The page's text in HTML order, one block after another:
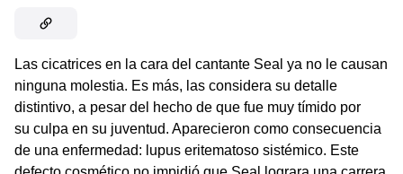
Las cicatrices en la cara del cantante Seal ya no le causan
ninguna molestia. Es más, las considera su detalle
distintivo, a pesar del hecho de que fue muy tímido por
su culpa en su juventud. Aparecieron como consecuencia
de una enfermedad: lupus eritematoso sistémico. Este